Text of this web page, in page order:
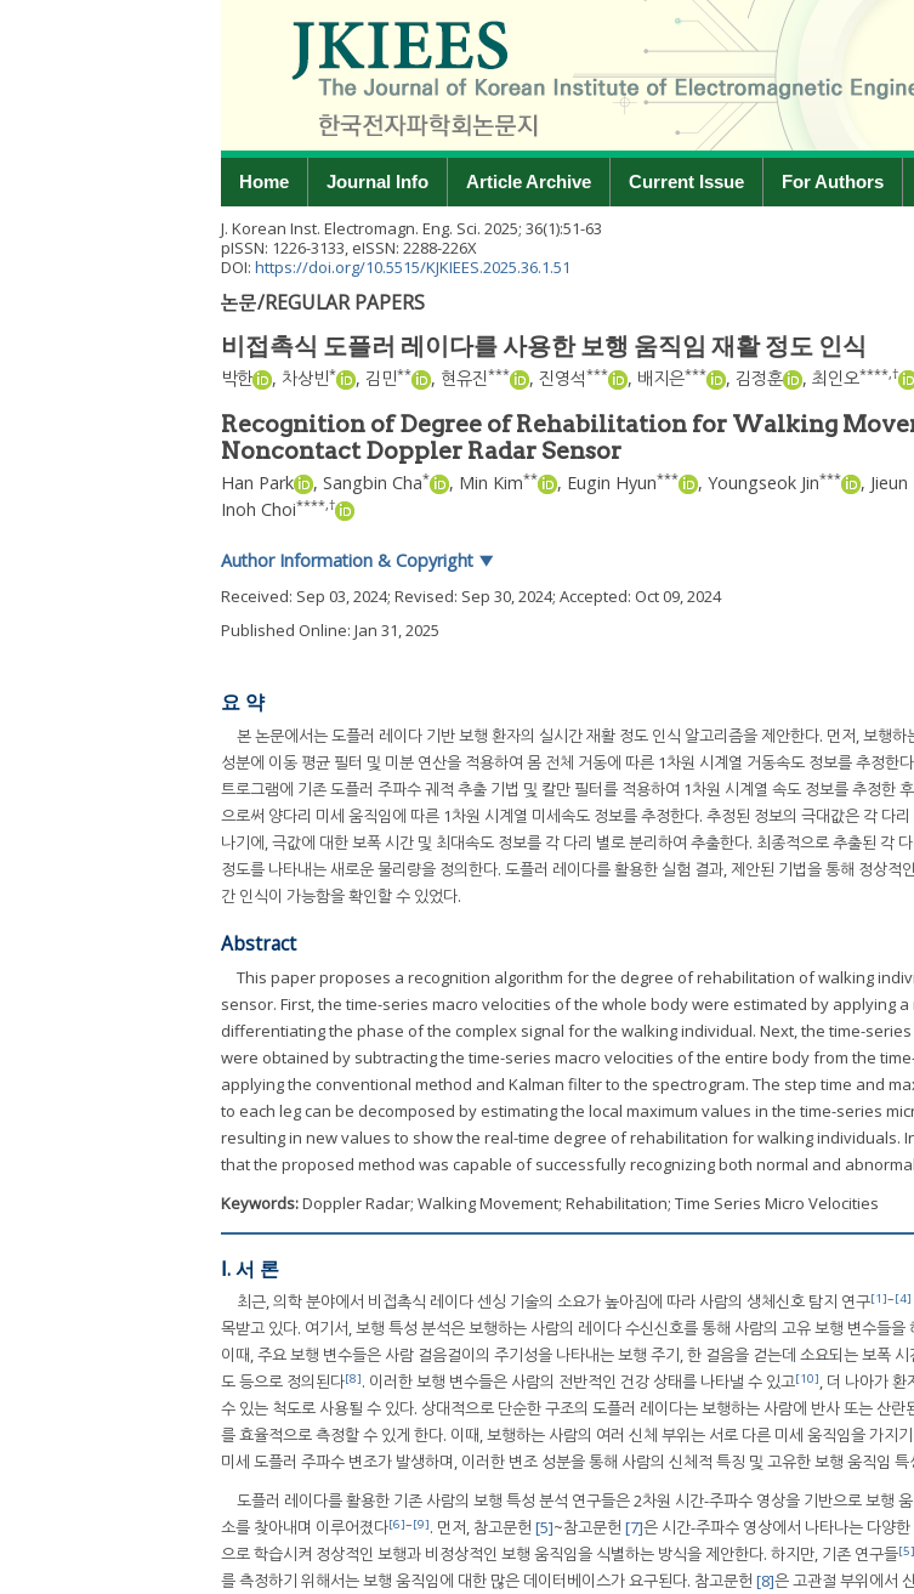
Home Journal Info Article Archive Current Issue For Authors
J. Korean Inst. Electromagn. Eng. Sci. 2025; 36(1):51-63
pISSN: 1226-3133, eISSN: 2288-226X
DOI: https://doi.org/10.5515/KJKIEES.2025.36.1.51
논문/REGULAR PAPERS
비접촉식 도플러 레이다를 사용한 보행 움직임 재활 정도 인식
박한 , 차상빈* , 김민** , 현유진*** , 진영석*** , 배지은*** , 김정훈 , 최인오****,†
Recognition of Degree of Rehabilitation for Walking
Noncontact Doppler Radar Sensor
Han Park , Sangbin Cha* , Min Kim** , Eugin Hyun*** , Youngseok Jin*** ,
Inoh Choi****,†
Author Information & Copyright ▼
Received: Sep 03, 2024; Revised: Sep 30, 2024; Accepted: Oct 09, 2024
Published Online: Jan 31, 2025
요 약
본 논문에서는 도플러 레이다 기반 보행 환자의 실시간 재활 정도 인식 알고리즘을 제안한다. 먼저, 보행
성분에 이동 평균 필터 및 미분 연산을 적용하여 몸 전체 거동에 따른 1차원 시계열 거동속도 정보를 추정한
트로그램에 기존 도플러 주파수 궤적 추출 기법 및 칼만 필터를 적용하여 1차원 시계열 속도 정보를 추정한
으로써 양다리 미세 움직임에 따른 1차원 시계열 미세속도 정보를 추정한다. 추정된 정보의 극대값은 각 다
나기에, 극값에 대한 보폭 시간 및 최대속도 정보를 각 다리 별로 분리하여 추출한다. 최종적으로 추출된 각
정도를 나타내는 새로운 물리량을 정의한다. 도플러 레이다를 활용한 실험 결과, 제안된 기법을 통해 정상적
간 인식이 가능함을 확인할 수 있었다.
Abstract
This paper proposes a recognition algorithm for the degree of rehabilitation of walking
sensor. First, the time-series macro velocities of the whole body were estimated by applying
differentiating the phase of the complex signal for the walking individual. Next, the time-
were obtained by subtracting the time-series macro velocities of the entire body from the
applying the conventional method and Kalman filter to the spectrogram. The step time and
to each leg can be decomposed by estimating the local maximum values in the time-series
resulting in new values to show the real-time degree of rehabilitation for walking individuals.
that the proposed method was capable of successfully recognizing both normal and
Keywords:Doppler Radar; Walking Movement; Rehabilitation; Time Series Micro Velocities
Ⅰ. 서 론
최근, 의학 분야에서 비접촉식 레이다 센싱 기술의 소요가 높아짐에 따라 사람의 생체신호 탐지 연구[1]~[4]
목받고 있다. 여기서, 보행 특성 분석은 보행하는 사람의 레이다 수신신호를 통해 사람의 고유 보행 변수들을
이때, 주요 보행 변수들은 사람 걸음걸이의 주기성을 나타내는 보행 주기, 한 걸음을 걷는데 소요되는 보폭
도 등으로 정의된다[8]. 이러한 보행 변수들은 사람의 전반적인 건강 상태를 나타낼 수 있고[10], 더 나아가 환
수 있는 척도로 사용될 수 있다. 상대적으로 단순한 구조의 도플러 레이다는 보행하는 사람에 반사 또는 산
를 효율적으로 측정할 수 있게 한다. 이때, 보행하는 사람의 여러 신체 부위는 서로 다른 미세 움직임을 가지
미세 도플러 주파수 변조가 발생하며, 이러한 변조 성분을 통해 사람의 신체적 특징 및 고유한 보행 움직임
도플러 레이다를 활용한 기존 사람의 보행 특성 분석 연구들은 2차원 시간-주파수 영상을 기반으로 보행
소를 찾아내며 이루어졌다[6]~[9]. 먼저, 참고문헌 [5]~참고문헌 [7]은 시간-주파수 영상에서 나타나는 다양
으로 학습시켜 정상적인 보행과 비정상적인 보행 움직임을 식별하는 방식을 제안한다. 하지만, 기존 연구들[5]
를 측정하기 위해서는 보행 움직임에 대한 많은 데이터베이스가 요구된다. 참고문헌 [8]은 고관절 부위에서